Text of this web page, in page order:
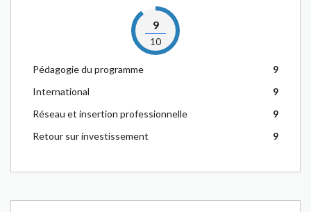
9
10
Pédagogie du programme
9
International
9
Réseau et insertion professionnelle
9
Retour sur investissement
9